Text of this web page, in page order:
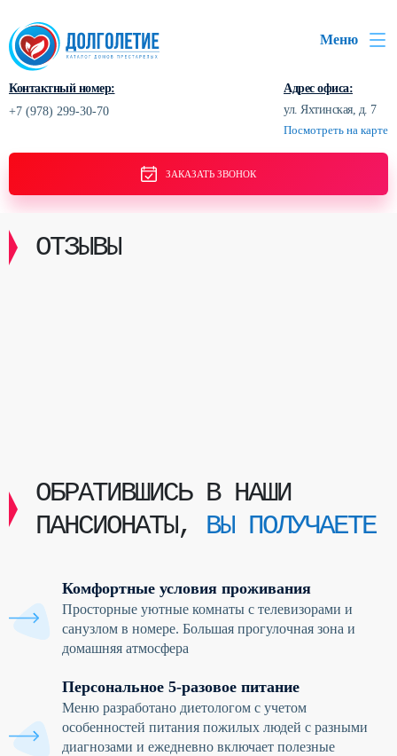
Адрес офиса:
ул. Яхтинская, д. 7
Посмотреть на карте
Контактный номер:
+7 (978) 299-30-70
Меню
ЗАКАЗАТЬ ЗВОНОК
ОТЗЫВЫ
ОБРАТИВШИСЬ В НАШИ
ПАНСИОНАТЫ, ВЫ ПОЛУЧАЕТЕ
Комфортные условия проживания
Просторные уютные комнаты с телевизорами и
санузлом в номере. Большая прогулочная зона и
домашняя атмосфера
Персональное 5-разовое питание
Меню разработано диетологом с учетом
особенностей питания пожилых людей с разными
диагнозами и ежедневно включает полезные